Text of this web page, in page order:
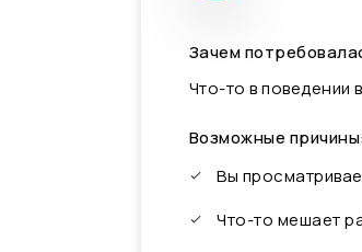
Зачем
Что-то в поведении
Возможные
Вы
Что-то мешает